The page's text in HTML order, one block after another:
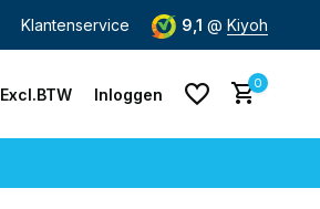
Gratis verzending vanaf € 60,-
Klantenservice 9,1 @ Kiyoh
Excl.BTW Inloggen
0